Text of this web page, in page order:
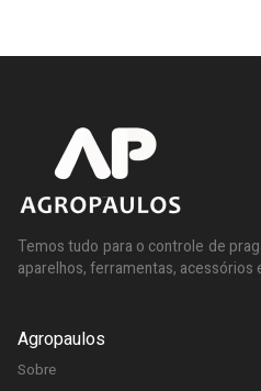
Temos tudo para o controle de
aparelhos, ferramentas, acessórios e
Agropaulos
Sobre